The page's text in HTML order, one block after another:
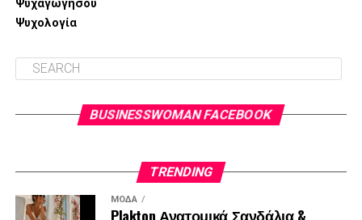
ρόκας και αν θέλουμε περιχύνουμε με ελαιόλαδο.
Ψυχαγωγήσου
Ψυχολογία
BUSINESSWOMAN FACEBOOK
TRENDING
ΜΌΔΑ
Plakton Ανατομικά Σανδάλια &